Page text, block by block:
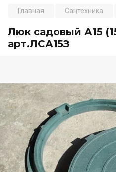
Главная Сантехника
Люк садовый А15
арт.ЛСА15З